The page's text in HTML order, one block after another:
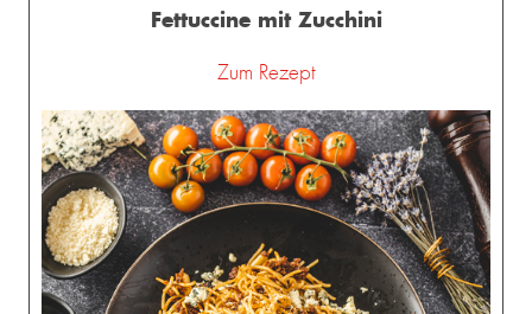
Fettuccine mit Zucchini
Zum Rezept